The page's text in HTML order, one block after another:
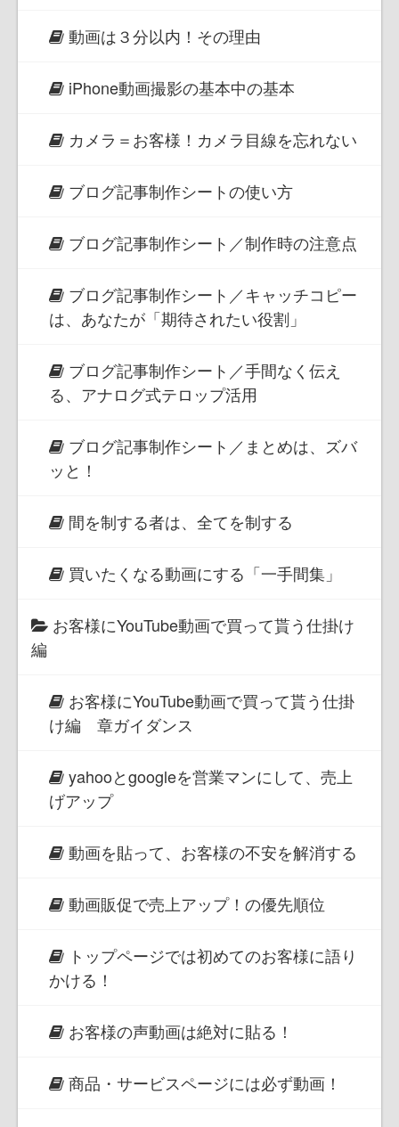
動画は３分以内！その理由
iPhone動画撮影の基本中の基本
カメラ＝お客様！カメラ目線を忘れない
ブログ記事制作シートの使い方
ブログ記事制作シート／制作時の注意点
ブログ記事制作シート／キャッチコピー
は、あなたが「期待されたい役割」
ブログ記事制作シート／手間なく伝え
る、アナログ式テロップ活用
ブログ記事制作シート／まとめは、ズバ
ッと！
間を制する者は、全てを制する
買いたくなる動画にする「一手間集」
お客様にYouTube動画で買って貰う仕掛け
編
お客様にYouTube動画で買って貰う仕掛
け編 章ガイダンス
yahooとgoogleを営業マンにして、売上
げアップ
動画を貼って、お客様の不安を解消する
動画販促で売上アップ！の優先順位
トップページでは初めてのお客様に語り
かける！
お客様の声動画は絶対に貼る！
商品・サービスページには必ず動画！